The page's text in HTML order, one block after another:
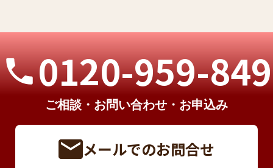
phone0120-959-849
ご相談・お問い合わせ ・お申込み
emailメールでのお問合せ